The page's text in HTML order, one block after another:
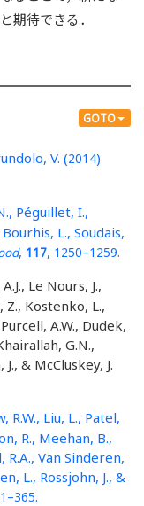
期待できる．
GOTO
V. (2014)
Péguillet, I.,
L., Soudais,
, 117, 1250–1259.
Le Nours, J.,
Z., Kostenko, L.,
A.W., Dudek,
G.N.,
& McCluskey, J.
Liu, L., Patel,
R., Meehan, B.,
R.A., Van Sinderen,
L., Rossjohn, J., &
–365.